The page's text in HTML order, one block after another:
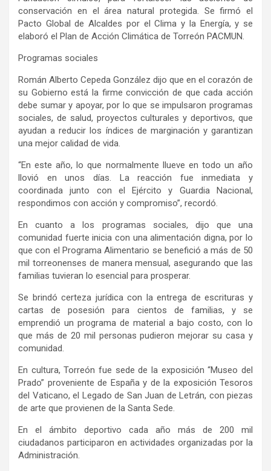
conservación en el área natural protegida. Se firmó el
Pacto Global de Alcaldes por el Clima y la Energía, y se
elaboró el Plan de Acción Climática de Torreón PACMUN.
Programas sociales
Román Alberto Cepeda González dijo que en el corazón de
su Gobierno está la firme convicción de que cada acción
debe sumar y apoyar, por lo que se impulsaron programas
sociales, de salud, proyectos culturales y deportivos, que
ayudan a reducir los índices de marginación y garantizan
una mejor calidad de vida.
“En este año, lo que normalmente llueve en todo un año
llovió en unos días. La reacción fue inmediata y
coordinada junto con el Ejército y Guardia Nacional,
respondimos con acción y compromiso”, recordó.
En cuanto a los programas sociales, dijo que una
comunidad fuerte inicia con una alimentación digna, por lo
que con el Programa Alimentario se benefició a más de 50
mil torreonenses de manera mensual, asegurando que las
familias tuvieran lo esencial para prosperar.
Se brindó certeza jurídica con la entrega de escrituras y
cartas de posesión para cientos de familias, y se
emprendió un programa de material a bajo costo, con lo
que más de 20 mil personas pudieron mejorar su casa y
comunidad.
En cultura, Torreón fue sede de la exposición “Museo del
Prado” proveniente de España y de la exposición Tesoros
del Vaticano, el Legado de San Juan de Letrán, con piezas
de arte que provienen de la Santa Sede.
En el ámbito deportivo cada año más de 200 mil
ciudadanos participaron en actividades organizadas por la
Administración.